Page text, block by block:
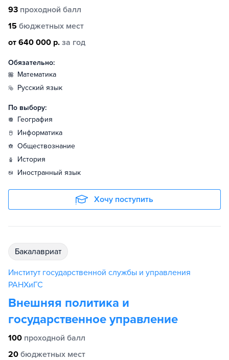
93 проходной балл
15 бюджетных мест
от 640 000 р. за год
Обязательно:
математика
русский язык
По выбору:
география
информатика
обществознание
история
иностранный язык
Хочу поступить
бакалавриат
Институт государственной службы и управления
РАНХиГС
Внешняя политика и
государственное управление
100 проходной балл
20 бюджетных мест